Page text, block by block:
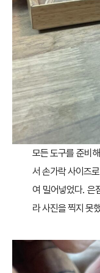
모든 도구를 준비
서 손가락 사이즈
여 밀어넣었다. 은
라 사진을 찍지 못